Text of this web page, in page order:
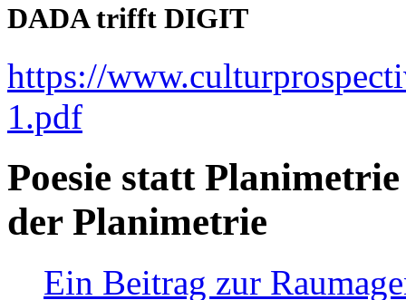
DADA trifft DIGIT
https://
1.pdf
Poesie statt
der Planimetrie
Ein Beitrag zur